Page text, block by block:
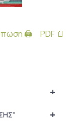
🖨 PDF 📄
+
+